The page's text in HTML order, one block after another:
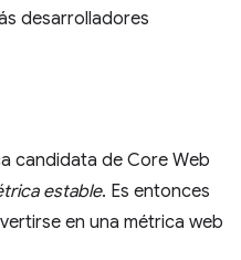
desarrolladores
candidata de Core Web
estable. Es entonces
en una métrica web